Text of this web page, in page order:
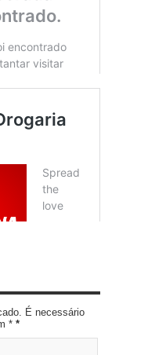
É necessário
* *